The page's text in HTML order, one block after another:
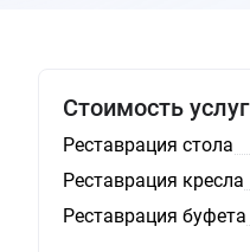
Стоимость услуг
Реставрация стола
Реставрация кресла
Реставрация буфета